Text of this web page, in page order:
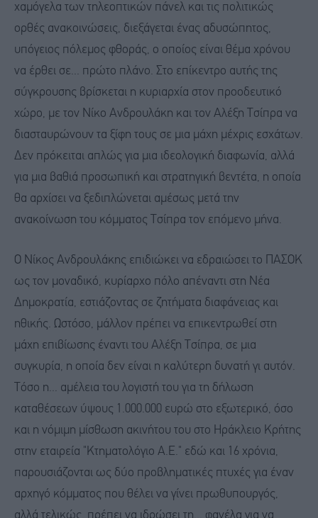
χαμόγελα των τηλεοπτικών πάνελ και τις πολιτικώς
ορθές ανακοινώσεις, διεξάγεται ένας αδυσώπητος,
υπόγειος πόλεμος φθοράς, ο οποίος είναι θέμα χρόνου
να έρθει σε... πρώτο πλάνο. Στο επίκεντρο αυτής της
σύγκρουσης βρίσκεται η κυριαρχία στον προοδευτικό
χώρο, με τον Νίκο Ανδρουλάκη και τον Αλέξη Τσίπρα να
διασταυρώνουν τα ξίφη τους σε μια μάχη μέχρις εσχάτων.
Δεν πρόκειται απλώς για μια ιδεολογική διαφωνία, αλλά
για μια βαθιά προσωπική και στρατηγική βεντέτα, η οποία
θα αρχίσει να ξεδιπλώνεται αμέσως μετά την
ανακοίνωση του κόμματος Τσίπρα τον επόμενο μήνα.
Ο Νίκος Ανδρουλάκης επιδιώκει να εδραιώσει το ΠΑΣΟΚ
ως τον μοναδικό, κυρίαρχο πόλο απέναντι στη Νέα
Δημοκρατία, εστιάζοντας σε ζητήματα διαφάνειας και
ηθικής. Ωστόσο, μάλλον πρέπει να επικεντρωθεί στη
μάχη επιβίωσης έναντι του Αλέξη Τσίπρα, σε μια
συγκυρία, η οποία δεν είναι η καλύτερη δυνατή γι αυτόν.
Τόσο η... αμέλεια του λογιστή του για τη δήλωση
καταθέσεων ύψους 1.000.000 ευρώ στο εξωτερικό, όσο
και η νόμιμη μίσθωση ακινήτου του στο Ηράκλειο Κρήτης
στην εταιρεία "Κτηματολόγιο Α.Ε." εδώ και 16 χρόνια,
παρουσιάζονται ως δύο προβληματικές πτυχές για έναν
αρχηγό κόμματος που θέλει να γίνει πρωθυπουργός,